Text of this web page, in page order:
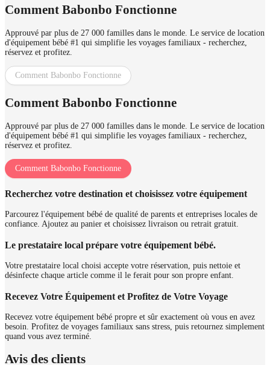
Comment Babonbo Fonctionne
Approuvé par plus de 27 000 familles dans le monde. Le service de location
d'équipement bébé #1 qui simplifie les voyages familiaux - recherchez,
réservez et profitez.
Comment Babonbo Fonctionne
Comment Babonbo Fonctionne
Approuvé par plus de 27 000 familles dans le monde. Le service de location
d'équipement bébé #1 qui simplifie les voyages familiaux - recherchez,
réservez et profitez.
Comment Babonbo Fonctionne
Recherchez votre destination et choisissez votre équipement
Parcourez l'équipement bébé de qualité de parents et entreprises locales de
confiance. Ajoutez au panier et choisissez livraison ou retrait gratuit.
Le prestataire local prépare votre équipement bébé.
Votre prestataire local choisi accepte votre réservation, puis nettoie et
désinfecte chaque article comme il le ferait pour son propre enfant.
Recevez Votre Équipement et Profitez de Votre Voyage
Recevez votre équipement bébé propre et sûr exactement où vous en avez
besoin. Profitez de voyages familiaux sans stress, puis retournez simplement
quand vous avez terminé.
Avis des clients